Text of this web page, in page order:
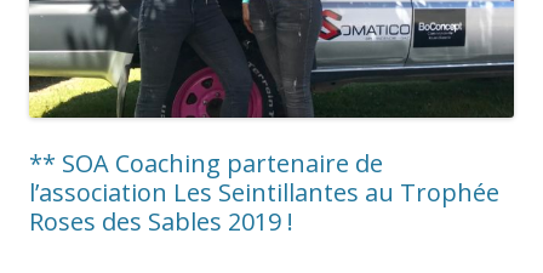
** SOA Coaching partenaire de
l’association Les Seintillantes au Trophée
Roses des Sables 2019 !